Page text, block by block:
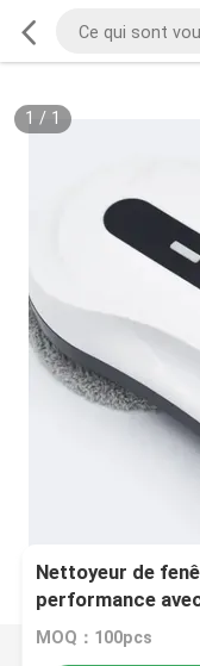
1 / 1
Nettoyeur de
performance
pulvérisation d'eau
MOQ：100pcs